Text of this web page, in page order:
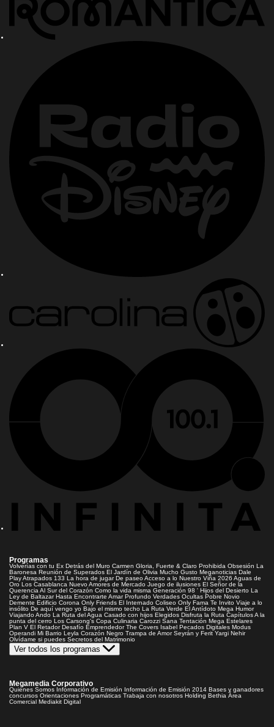
Programas
Volverías con tu Ex Detrás del Muro Carmen Gloria, Fuerte & Claro Prohibida Obsesión La
Baronesa Reunión de Superados El Jardín de Olivia Mucho Gusto Meganoticias Dale
PlayAtrapados 133 La hora de jugar De paseoAcceso a lo Nuestro Viña 2026 Aguas de
Oro Los Casablanca Nuevo Amores de Mercado Juego de ilusiones El Señor de la
Querencia Al Sur del Corazón Como la vida misma Generación 98 ' Hijos del Desierto La
Ley de Baltazar Hasta Encontrarte Amar Profundo Verdades Ocultas Pobre Novio
Demente Edificio Corona Only Friends El Internado Coliseo Only Fama Te Invito Viaje a lo
insólito De aquí vengo yo Bajo el mismo techo La Ruta Verde El Antídoto Mega Humor
Viajando Ando La Ruta del Agua Casado con hijos Elegidos Disfruta la Ruta CapítulosA la
punta del cerro Los Carsong's Copa Culinaria Carozzi Sana Tentación Mega Estelares
Plan V El Retador Desafío Emprendedor The Covers Isabel Pecados Digitales Modus
Operandi Mi Barrio Leyla Corazón Negro Trampa de Amor Seyrán y Ferit Yargi Nehir
Olvídame si puedes Secretos del Matrimonio
Ver todos los programas
Megamedia Corporativo
Quienes Somos Información de Emisión Información de Emisión 2014 Bases y ganadores
concursos Orientaciones Programáticas Trabaja con nosotros Holding Bethia Área
Comercial Mediakit Digital